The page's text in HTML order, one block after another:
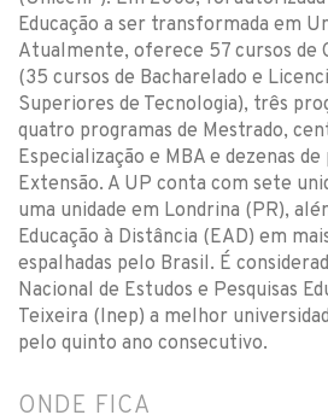
Educação a ser transformada em
Atualmente, oferece 57 cursos de
(35 cursos de Bacharelado e
Superiores de Tecnologia), três
quatro programas de Mestrado,
Especialização e MBA e dezenas
Extensão. A UP conta com sete
uma unidade em Londrina (PR),
Educação à Distância (EAD) em
espalhadas pelo Brasil. É
Nacional de Estudos e Pesquisas
Teixeira (Inep) a melhor
pelo quinto ano consecutivo.
ONDE FICA